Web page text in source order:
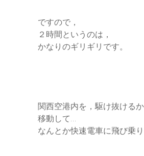
ですので，
２時間というのは，
かなりのギリギリです。
関西空港内を，駆け抜ける
移動して…
なんとか快速電車に飛び乗